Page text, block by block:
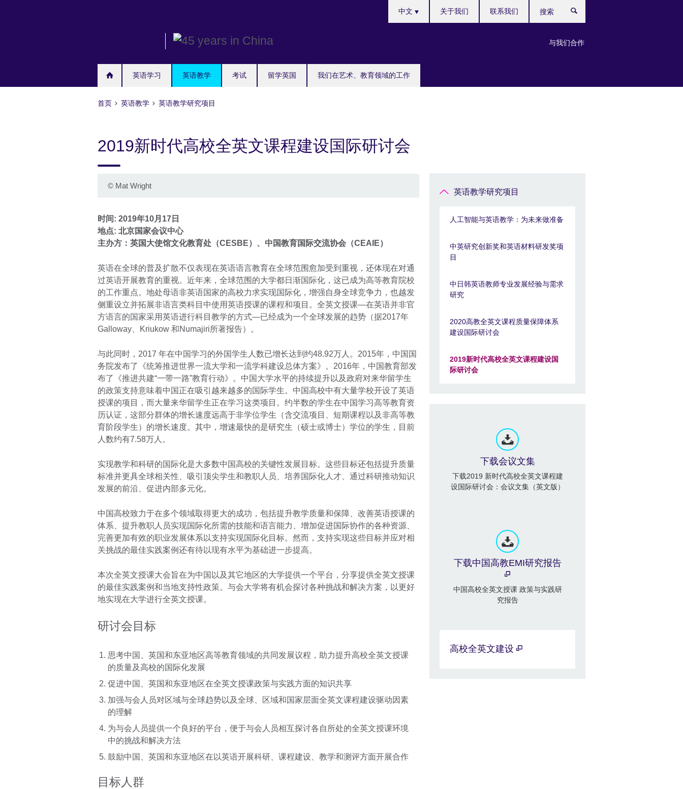
英语学习 英语教学 考试 留学英国 我们在艺术、教育领域的工作
your
中文
与我们合作
关于我们 联系我们
索
首页 英语教学 英语教学研究项目
2019新时代高校全英文课程建设国际研讨会
© Mat Wright
时间: 2019年10月17日
地点: 北京国家会议中心
主办方： 英国大使馆文化教育处（CESBE）、 中国教育国际交流协会（CEAIE）
英语在全球的普及扩散不仅表现在英语语言教育在全球范围愈加受到重视，还体现在对通
过英语开展教育的重视。近年来，全球范围的大学都日渐国际化，这已成为高等教育院校
的工作重点。地处母语非英语国家的高校力求实现国际化，增强自身全球竞争力，也越发
侧重设立并拓展非语言类科目中使用英语授课的课程和项目。全英文授课—在英语并非官
方语言的国家采用英语进行科目教学的方式—已经成为一个全球发展的趋势（据2017年
Galloway、Kriukow 和Numajiri所著报告）。
与此同时，2017 年在中国学习的外国学生人数已增长达到约48.92万人。2015年，中国国
务院发布了《统筹推进世界一流大学和一流学科建设总体方案》。2016年，中国教育部发
布了《推进共建“一带一路”教育行动》。中国大学水平的持续提升以及政府对来华留学生
的政策支持意味着中国正在吸引越来越多的国际学生。中国高校中有大量学校开设了英语
授课的项目，而大量来华留学生正在学习这类项目。约半数的学生在中国学习高等教育资
历认证，这部分群体的增长速度远高于非学位学生（含交流项目、短期课程以及非高等教
育阶段学生）的增长速度。其中，增速最快的是研究生（硕士或博士）学位的学生，目前
人数约有7.58万人。
实现教学和科研的国际化是大多数中国高校的关键性发展目标。这些目标还包括提升质量
标准并更具全球相关性、吸引顶尖学生和教职人员、培养国际化人才、通过科研推动知识
发展的前沿、促进内部多元化。
中国高校致力于在多个领域取得更大的成功，包括提升教学质量和保障、改善英语授课的
体系、提升教职人员实现国际化所需的技能和语言能力、增加促进国际协作的各种资源、
完善更加有效的职业发展体系以支持实现国际化目标。然而，支持实现这些目标并应对相
关挑战的最佳实践案例还有待以现有水平为基础进一步提高。
本次全英文授课大会旨在为中国以及其它地区的大学提供一个平台，分享提供全英文授课
的最佳实践案例和当地支持性政策。与会大学将有机会探讨各种挑战和解决方案，以更好
地实现在大学进行全英文授课。
研讨会目标
思考中国、英国和东亚地区高等教育领域的共同发展议程，助力提升高校全英文授课
的质量及高校的国际化发展
促进中国、英国和东亚地区在全英文授课政策与实践方面的知识共享
加强与会人员对区域与全球趋势以及全球、区域和国家层面全英文课程建设驱动因素
的理解
为与会人员提供一个良好的平台，便于与会人员相互探讨各自所处的全英文授课环境
中的挑战和解决方法
鼓励中国、英国和东亚地区在以英语开展科研、课程建设、教学和测评方面开展合作
目标人群
英语教学研究项目
人工智能与英语教学：为未来做准备
中英研究创新奖和英语材料研发奖项
目
中日韩英语教师专业发展经验与需求
研究
2020高教全英文课程质量保障体系
建设国际研讨会
2019新时代高校全英文课程建设国
际研讨会
下载会议文集
下载2019 新时代高校全英文课程建
设国际研讨会：会议文集（英文版）
下载中国高教EMI研究报告
中国高校全英文授课 政策与实践研
究报告
高校全英文建设